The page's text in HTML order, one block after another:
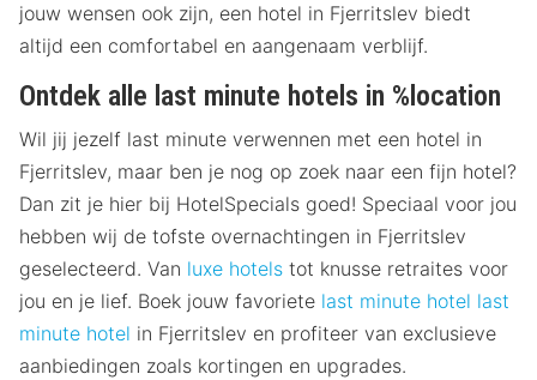
jouw wensen ook zijn, een hotel in Fjerritslev biedt
altijd een comfortabel en aangenaam verblijf.
Ontdek alle last minute hotels in %location
Wil jij jezelf last minute verwennen met een hotel in
Fjerritslev, maar ben je nog op zoek naar een fijn hotel?
Dan zit je hier bij HotelSpecials goed! Speciaal voor jou
hebben wij de tofste overnachtingen in Fjerritslev
geselecteerd. Van luxe hotels tot knusse retraites voor
jou en je lief. Boek jouw favoriete last minute hotel last
minute hotel in Fjerritslev en profiteer van exclusieve
aanbiedingen zoals kortingen en upgrades.